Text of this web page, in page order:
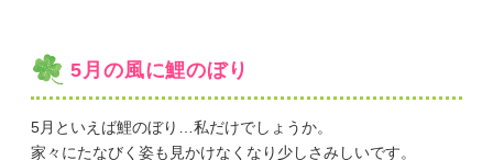
お問い合わせ
5月の風に鯉のぼり
5月といえば鯉のぼり…私だけでしょうか。
家々にたなびく姿も見かけなくなり少しさみしいです。